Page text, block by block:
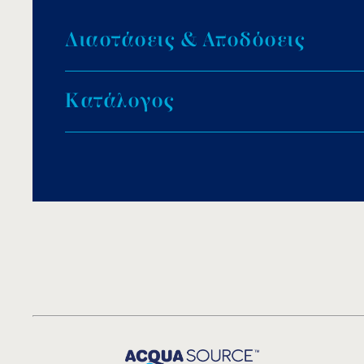
Διαστάσεις & Αποδόσεις
Κατάλογος